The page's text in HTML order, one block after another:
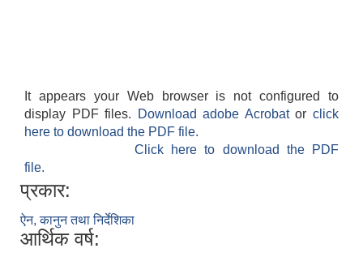
It appears your Web browser is not configured to
display PDF files.
Download adobe Acrobatorclick
here to download the PDF file.
Click here to download the PDF
file.
प्रकार:
ऐन, कानुन तथा निर्देशिका
आर्थिक वर्ष: